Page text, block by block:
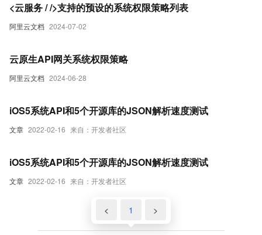
阿里云文档 2024-07-02
<云服务 / />支持的预设的系统权限策略列表
阿里云文档 2024-06-28
云原生API网关系统权限策略
文章 2022-02-16 来自：开发者社区
iOS5系统API和5个开源库的JSON解析速度测试
文章 2022-02-16 来自：开发者社区
iOS5系统API和5个开源库的JSON解析速度测试
< 1 >